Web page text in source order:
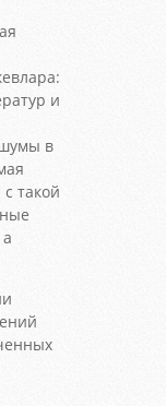
и
в
такой